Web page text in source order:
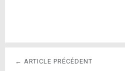
← ARTICLE PRÉCÉDENT